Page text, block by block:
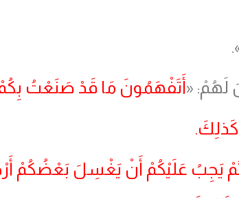
لَهُمْ: «أَتَفْهَمُونَ مَا قَدْ صَنَعْتُ
كَذلِكَ.
يَجِبُ عَلَيْكُمْ أَنْ يَغْسِلَ بَعْضُكُمْ